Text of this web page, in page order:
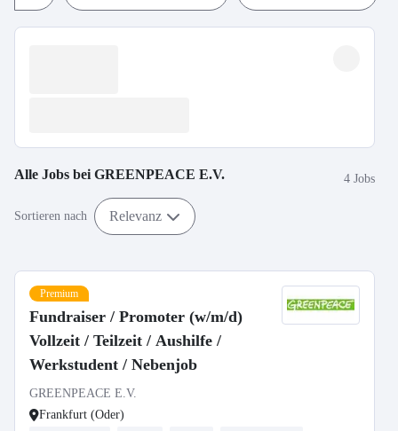
Alle Jobs bei GREENPEACE E.V. 4 Jobs
Sortieren nach Relevanz
Premium
Fundraiser / Promoter (w/m/d)
Vollzeit / Teilzeit / Aushilfe /
Werkstudent / Nebenjob
GREENPEACE E.V.
Frankfurt (Oder)